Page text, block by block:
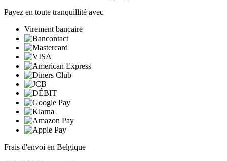
Payez en toute tranquillité avec
Virement bancaire
Frais d'envoi en Belgique